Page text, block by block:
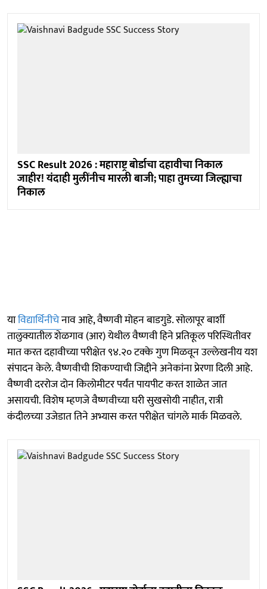
SSC Result 2026 : महाराष्ट्र बोर्डाचा दहावीचा निकाल
जाहीर! यंदाही मुलींनीच मारली बाजी; पाहा तुमच्या जिल्ह्याचा
निकाल
याविद्यार्थिनीचेनाव आहे, वैष्णवी मोहन बाडगुडे. सोलापूर बार्शी
तालुक्यातील शेळगाव (आर) येथील वैष्णवी हिने प्रतिकूल परिस्थितीवर
मात करत दहावीच्या परीक्षेत ९४.२० टक्के गुण मिळवून उल्लेखनीय यश
संपादन केले. वैष्णवीची शिकण्याची जिद्दीने अनेकांना प्रेरणा दिली आहे.
वैष्णवी दररोज दोन किलोमीटर पर्यंत पायपीट करत शाळेत जात
असायची. विशेष म्हणजे वैष्णवीच्या घरी सुखसोयी नाहीत, रात्री
कंदीलच्या उजेडात तिने अभ्यास करत परीक्षेत चांगले मार्क मिळवले.